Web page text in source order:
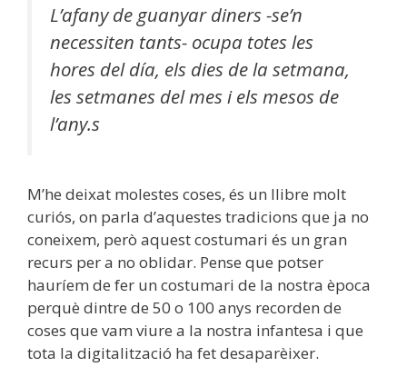
L’afany de guanyar diners -se’n
necessiten tants- ocupa totes les
hores del día, els dies de la setmana,
les setmanes del mes i els mesos de
l’any.s
M’he deixat molestes coses, és un llibre molt
curiós, on parla d’aquestes tradicions que ja no
coneixem, però aquest costumari és un gran
recurs per a no oblidar. Pense que potser
hauríem de fer un costumari de la nostra època
perquè dintre de 50 o 100 anys recorden de
coses que vam viure a la nostra infantesa i que
tota la digitalització ha fet desaparèixer.